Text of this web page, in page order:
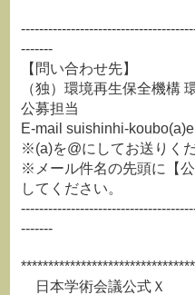
-------
【問い合わせ先】
（独）環境再生保全機構
公募担当
E-mail suishinhi-
※(a)を@にしてお送りくだ
※メール件名の先頭に【
してください。
-------
日本学術会議公式Ｘ